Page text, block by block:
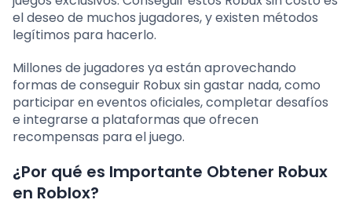
el deseo de muchos jugadores, y existen métodos
legítimos para hacerlo.
Millones de jugadores ya están aprovechando
formas de conseguir Robux sin gastar nada, como
participar en eventos oficiales, completar desafíos
e integrarse a plataformas que ofrecen
recompensas para el juego.
¿Por qué es Importante Obtener Robux
en Roblox?